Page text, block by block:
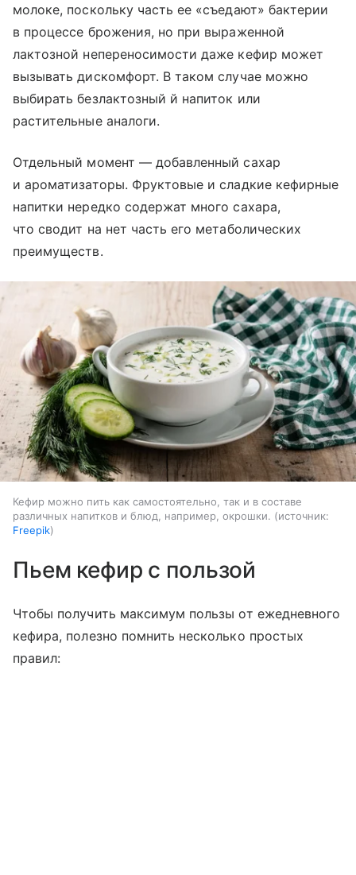
молоке, поскольку часть ее «съедают» бактерии
в процессе брожения, но при выраженной
лактозной непереносимости даже кефир может
вызывать дискомфорт. В таком случае можно
выбирать безлактозный й напиток или
растительные аналоги.
Отдельный момент — добавленный сахар
и ароматизаторы. Фруктовые и сладкие кефирные
напитки нередко содержат много сахара,
что сводит на нет часть его метаболических
преимуществ.
Кефир можно пить как самостоятельно, так и в составе
различных напитков и блюд, например, окрошки.
источник:
Freepik
Пьем кефир с пользой
Чтобы получить максимум пользы от ежедневного
кефира, полезно помнить несколько простых
правил: